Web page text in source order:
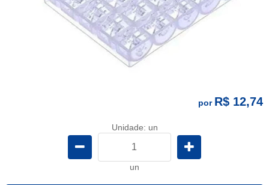
por R$ 12,74
Unidade: un
un